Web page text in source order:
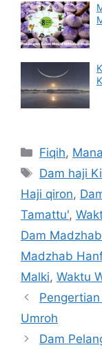
Categories
Fiqih,
Tags
Dam haji
Haji qiron,
Tamattu',
Dam
Madzhab
Malki, Waktu
Umroh
Dam